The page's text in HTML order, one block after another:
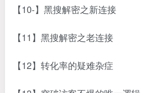
【10-】黑搜解密之新连接
【11】黑搜解密之老连接
【12】转化率的疑难杂症